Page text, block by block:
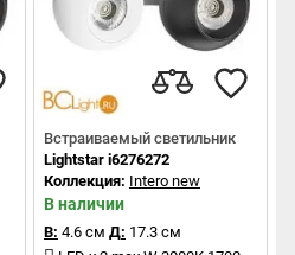
Встраиваемый светильник
Lightstar i6276272
Коллекция: Intero new
В наличии
В: 4.6 см Д: 17.3 см